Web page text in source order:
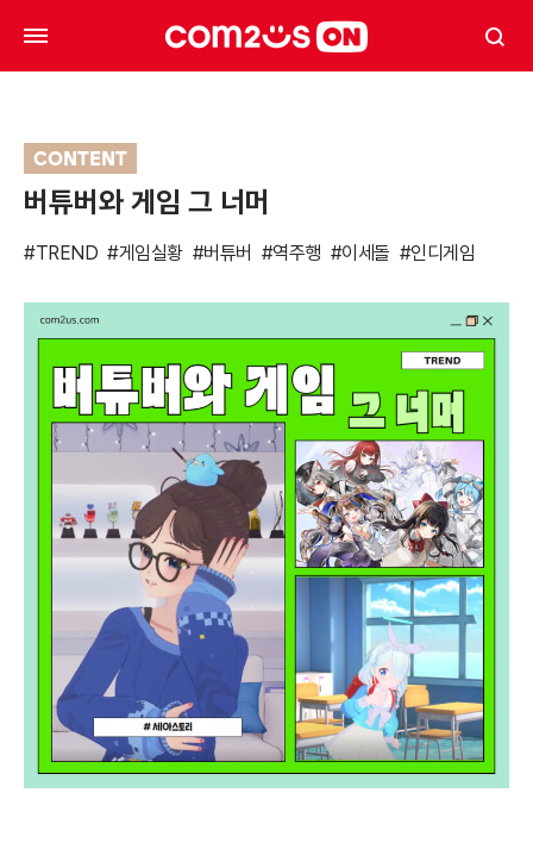
CONTENT
버튜버와 게임 그 너머
#TREND #게임실황 #버튜버 #역주행 #이세돌 #인디게임